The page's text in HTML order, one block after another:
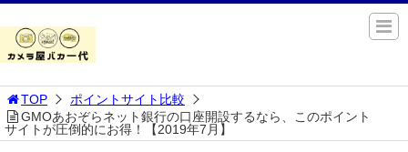
TOP
ポイントサイト比較
GMOあおぞらネット銀行の口座開設するなら、このポイント
サイトが圧倒的にお得！【2019年7月】